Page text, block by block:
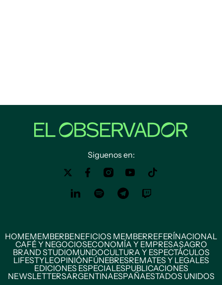
Siguenos en:
HOMEMEMBERBENEFICIOS MEMBERREFERÍNACIONAL
CAFÉ Y NEGOCIOSECONOMÍA Y EMPRESASAGRO
BRAND STUDIOMUNDOCULTURA Y ESPECTÁCULOS
LIFESTYLEOPINIÓNFÚNEBRESREMATES Y LEGALES
EDICIONES ESPECIALESPUBLICACIONES
NEWSLETTERSARGENTINAESPAÑAESTADOS UNIDOS